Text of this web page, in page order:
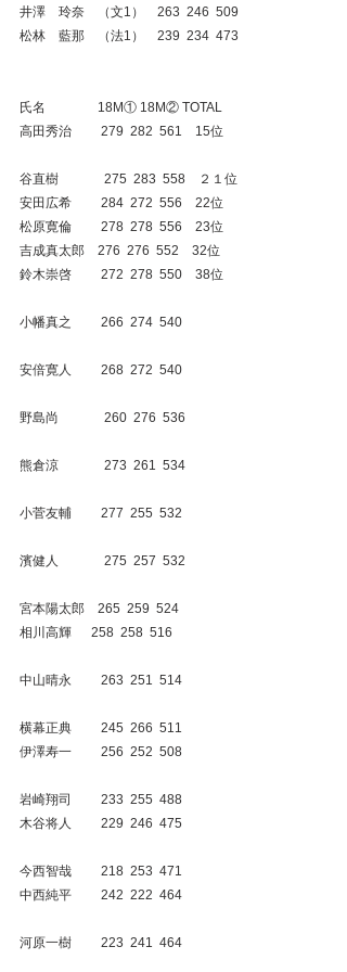
井澤　玲奈　（文1）    263  246  509
松林　藍那　（法1）    239  234  473
氏名　　　　18M① 18M② TOTAL
高田秀治　　 279  282  561　15位
谷直樹　　　  275  283  558　２１位
安田広希　　 284  272  556　22位
松原寛倫　　 278  278  556　23位
吉成真太郎　276  276  552　32位
鈴木崇啓　　 272  278  550　38位
小幡真之　　 266  274  540
安倍寛人　　 268  272  540
野島尚　　　  260  276  536
熊倉涼　　　  273  261  534
小菅友輔　　 277  255  532
濱健人　　　  275  257  532
宮本陽太郎　265  259  524
相川高輝      258  258  516
中山晴永　　 263  251  514
横幕正典　　 245  266  511
伊澤寿一　　 256  252  508
岩崎翔司　　 233  255  488
木谷将人　　 229  246  475
今西智哉　　 218  253  471
中西純平　　 242  222  464
河原一樹　　 223  241  464